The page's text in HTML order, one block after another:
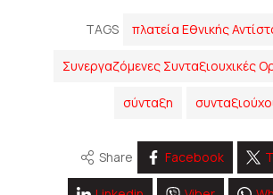
TAGS πλατεία Εθνικής
Συνεργαζόμενες Συνταξιουχικές
σύνταξη
Share Facebook